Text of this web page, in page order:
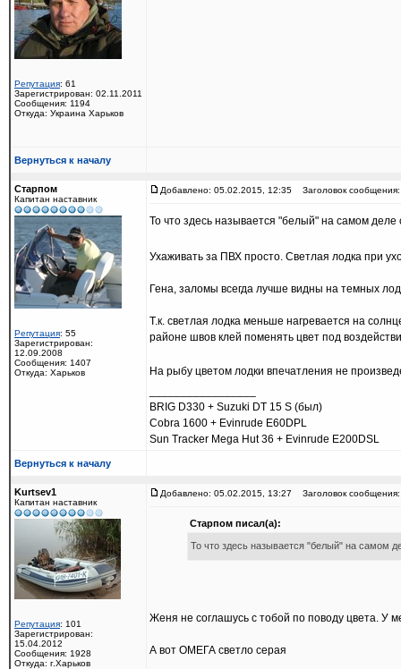
Репутация: 61
Зарегистрирован: 02.11.2011
Сообщения: 1194
Откуда: Украина Харьков
Вернуться к началу
Старпом
Капитан наставник
Репутация: 55
Зарегистрирован:
12.09.2008
Сообщения: 1407
Откуда: Харьков
Добавлено: 05.02.2015, 12:35 Заголовок сообщения:
То что здесь называется "белый" на самом
Ухаживать за ПВХ просто. Светлая лодка при
Гена, заломы всегда лучше видны на темных
Т.к. светлая лодка меньше нагревается на
районе швов клей поменять цвет под
На рыбу цветом лодки впечатления не
BRIG D330 + Suzuki DT 15 S (был)
Cobra 1600 + Evinrude E60DPL
Sun Tracker Mega Hut 36 + Evinrude E200DSL
Вернуться к началу
Kurtsev1
Капитан наставник
Репутация: 101
Зарегистрирован:
15.04.2012
Сообщения: 1928
Откуда: г.Харьков
Добавлено: 05.02.2015, 13:27 Заголовок сообщения:
Старпом писал(а):
То что здесь называется "белый" на самом
Женя не соглашусь с тобой по поводу цвета. У
А вот ОМЕГА светло серая